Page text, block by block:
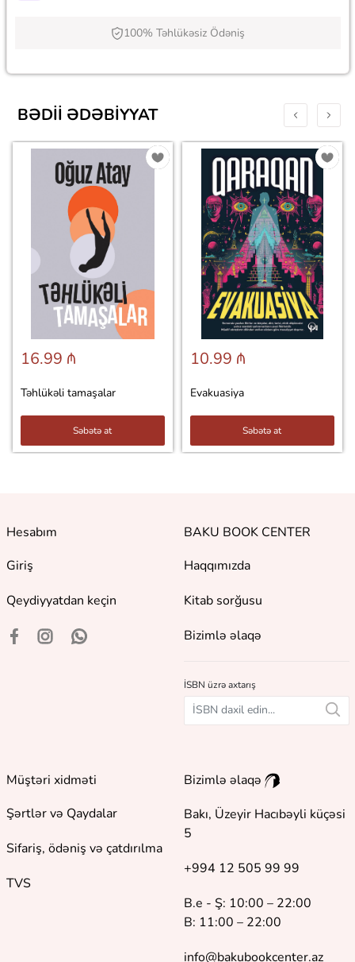
100% Təhlükəsiz Ödəniş
BƏDII ƏDƏBIYYAT
16.99 ₼
Təhlükəli tamaşalar
Səbətə at
10.99 ₼
Evakuasiya
Səbətə at
Hesabım
Giriş
Qeydiyyatdan keçin
BAKU BOOK CENTER
Haqqımızda
Kitab sorğusu
Bizimlə əlaqə
İSBN üzrə axtarış
Müştəri xidməti
Şərtlər və Qaydalar
Sifariş, ödəniş və çatdırılma
TVS
Bizimlə əlaqə
Bakı, Üzeyir Hacıbəyli küçəsi
5
+994 12 505 99 99
B.e - Ş: 10:00 – 22:00
B: 11:00 – 22:00
info@bakubookcenter.az